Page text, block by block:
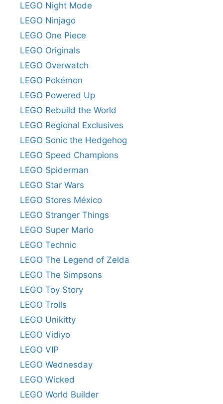
LEGO Night Mode
LEGO Ninjago
LEGO One Piece
LEGO Originals
LEGO Overwatch
LEGO Pokémon
LEGO Powered Up
LEGO Rebuild the World
LEGO Regional Exclusives
LEGO Sonic the Hedgehog
LEGO Speed Champions
LEGO Spiderman
LEGO Star Wars
LEGO Stores México
LEGO Stranger Things
LEGO Super Mario
LEGO Technic
LEGO The Legend of Zelda
LEGO The Simpsons
LEGO Toy Story
LEGO Trolls
LEGO Unikitty
LEGO Vidiyo
LEGO VIP
LEGO Wednesday
LEGO Wicked
LEGO World Builder